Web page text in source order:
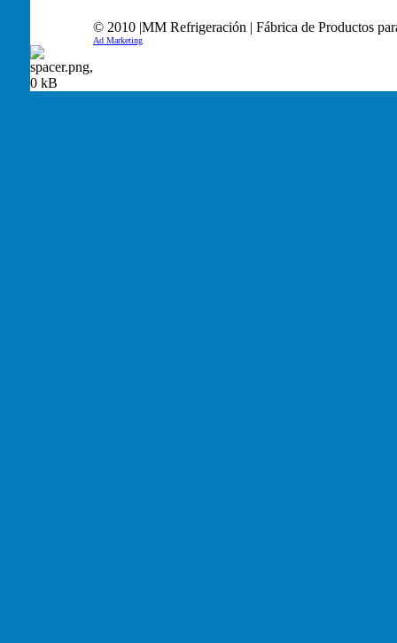
© 2010 |MM Refrigeración | Fábrica de Productos
Ad Marketing